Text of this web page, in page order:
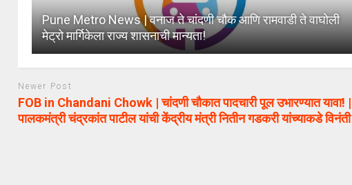
Pune Metro News | वनाज ते चांदणी चौक आणि रामवाडी ते वाघोली
मेट्रो मार्गिकेला राज्य शासनाची मान्यता!
Newer Post
FOB in Chandani Chowk | चांदणी चौकात पादचारी पूल उभारण्यात यावा! |
पालकमंत्री चंद्रकांत पाटील यांची केंद्रीय मंत्री नितीन गडकरी यांच्याकडे विनंती